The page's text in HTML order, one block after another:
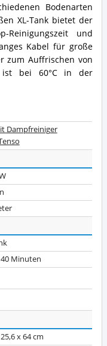
Bodenarten
XL-Tank bietet der
Reinigungszeit und
Kabel für große
zum Auffrischen von
ist bei 60°C in der
Dampfreiniger
Minuten
x 64 cm